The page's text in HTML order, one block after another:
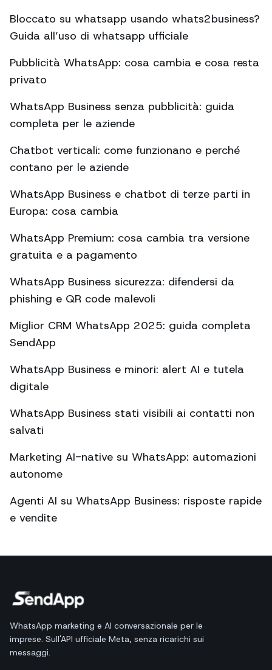
Bloccato su whatsapp usando whats2business?
Guida all’uso di whatsapp ufficiale
Pubblicità WhatsApp: cosa cambia e cosa resta
privato
WhatsApp Business senza pubblicità: guida
completa per le aziende
Chatbot verticali: come funzionano e perché
contano per le aziende
WhatsApp Business e chatbot di terze parti in
Europa: cosa cambia
WhatsApp Premium: cosa cambia tra versione
gratuita e a pagamento
WhatsApp Business sicurezza: difendersi da
phishing e QR code malevoli
Miglior CRM WhatsApp 2025: guida completa
SendApp
WhatsApp Business e minori: alert AI e tutela
digitale
WhatsApp Business stati visibili ai contatti non
salvati
Marketing AI-native su WhatsApp: automazioni
autonome
Agenti AI su WhatsApp Business: risposte rapide
e vendite
WhatsApp marketing e AI conversazionale per le
imprese. Sull'API ufficiale Meta, senza ricarichi sui
messaggi.